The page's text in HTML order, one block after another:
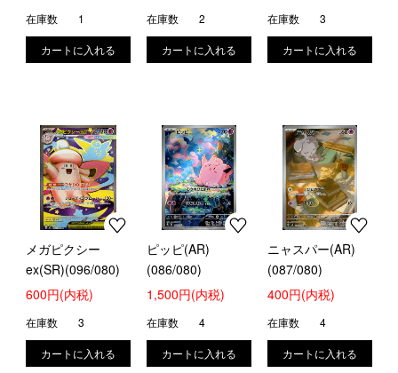
在庫数 1 在庫数 2 在庫数 3
メガピクシー
ex(SR)(096/080)
600円(内税)
在庫数 3
ピッピ(AR)
(086/080)
1,500円(内税)
在庫数 4
ニャスパー(AR)
(087/080)
400円(内税)
在庫数 4